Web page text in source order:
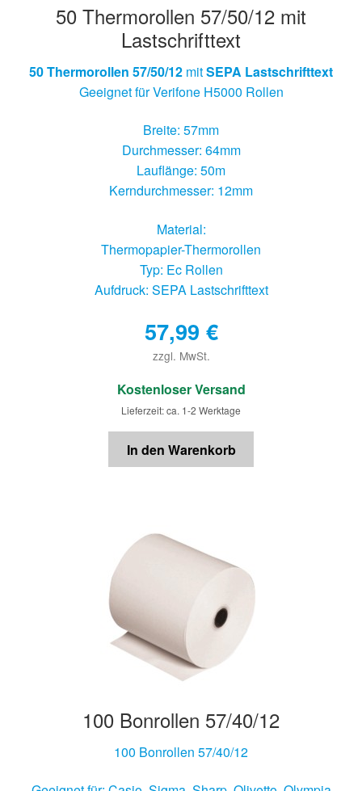
50 Thermorollen 57/50/12 mit
Lastschrifttext
50 Thermorollen 57/50/12 mitSEPA Lastschrifttext
Geeignet für Verifone H5000 Rollen
Breite: 57mm
Durchmesser: 64mm
Lauflänge: 50m
Kerndurchmesser: 12mm
Material:
Thermopapier-Thermorollen
Typ: Ec Rollen
Aufdruck: SEPA Lastschrifttext
57,99 €
zzgl. MwSt.
€
Kostenloser Versand
Lieferzeit: ca. 1-2 Werktage
In den Warenkorb
100 Bonrollen 57/40/12
100 Bonrollen 57/40/12